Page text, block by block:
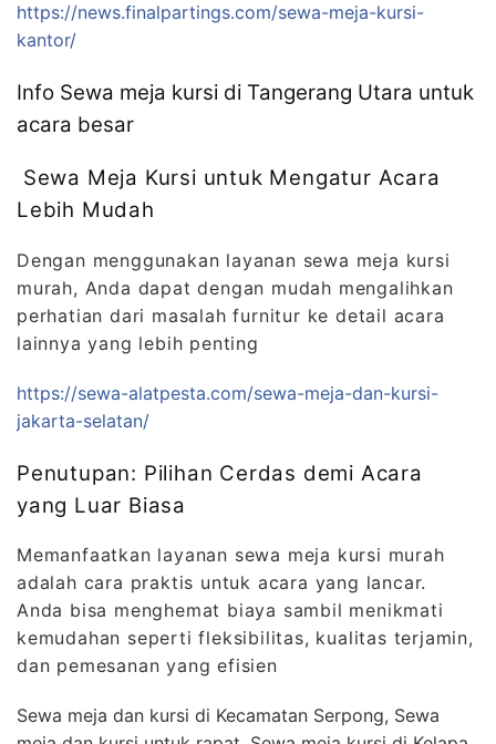
https://news.finalpartings.com/sewa-meja-kursi-
kantor/
Info Sewa meja kursi di Tangerang Utara untuk
acara besar
Sewa Meja Kursi untuk Mengatur Acara
Lebih Mudah
Dengan menggunakan layanan sewa meja kursi
murah, Anda dapat dengan mudah mengalihkan
perhatian dari masalah furnitur ke detail acara
lainnya yang lebih penting
https://sewa-alatpesta.com/sewa-meja-dan-kursi-
jakarta-selatan/
Penutupan: Pilihan Cerdas demi Acara
yang Luar Biasa
Memanfaatkan layanan sewa meja kursi murah
adalah cara praktis untuk acara yang lancar.
Anda bisa menghemat biaya sambil menikmati
kemudahan seperti fleksibilitas, kualitas terjamin,
dan pemesanan yang efisien
Sewa meja dan kursi di Kecamatan Serpong, Sewa